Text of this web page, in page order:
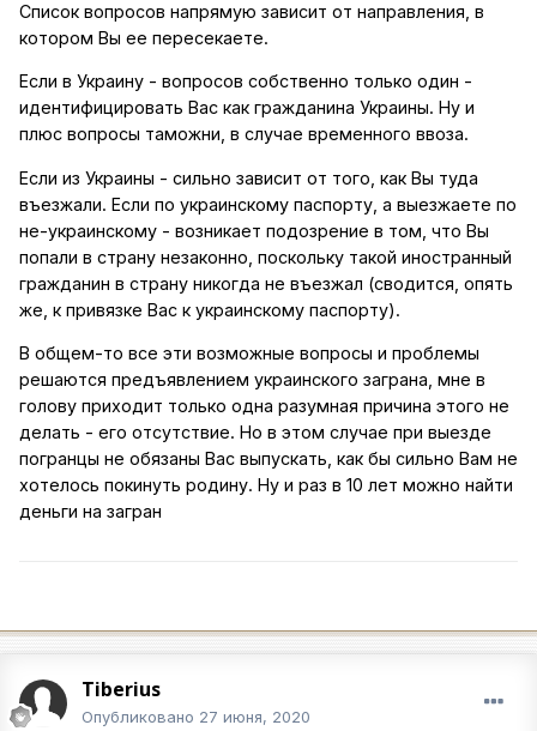
Список вопросов напрямую зависит от направления, в
котором Вы ее пересекаете.
Если в Украину - вопросов собственно только один -
идентифицировать Вас как гражданина Украины. Ну и
плюс вопросы таможни, в случае временного ввоза.
Если из Украины - сильно зависит от того, как Вы туда
въезжали. Если по украинскому паспорту, а выезжаете по
не-украинскому - возникает подозрение в том, что Вы
попали в страну незаконно, поскольку такой иностранный
гражданин в страну никогда не въезжал (сводится, опять
же, к привязке Вас к украинскому паспорту).
В общем-то все эти возможные вопросы и проблемы
решаются предъявлением украинского заграна, мне в
голову приходит только одна разумная причина этого не
делать - его отсутствие. Но в этом случае при выезде
погранцы не обязаны Вас выпускать, как бы сильно Вам не
хотелось покинуть родину. Ну и раз в 10 лет можно найти
деньги на загран
Tiberius
Опубликовано 27 июня, 2020